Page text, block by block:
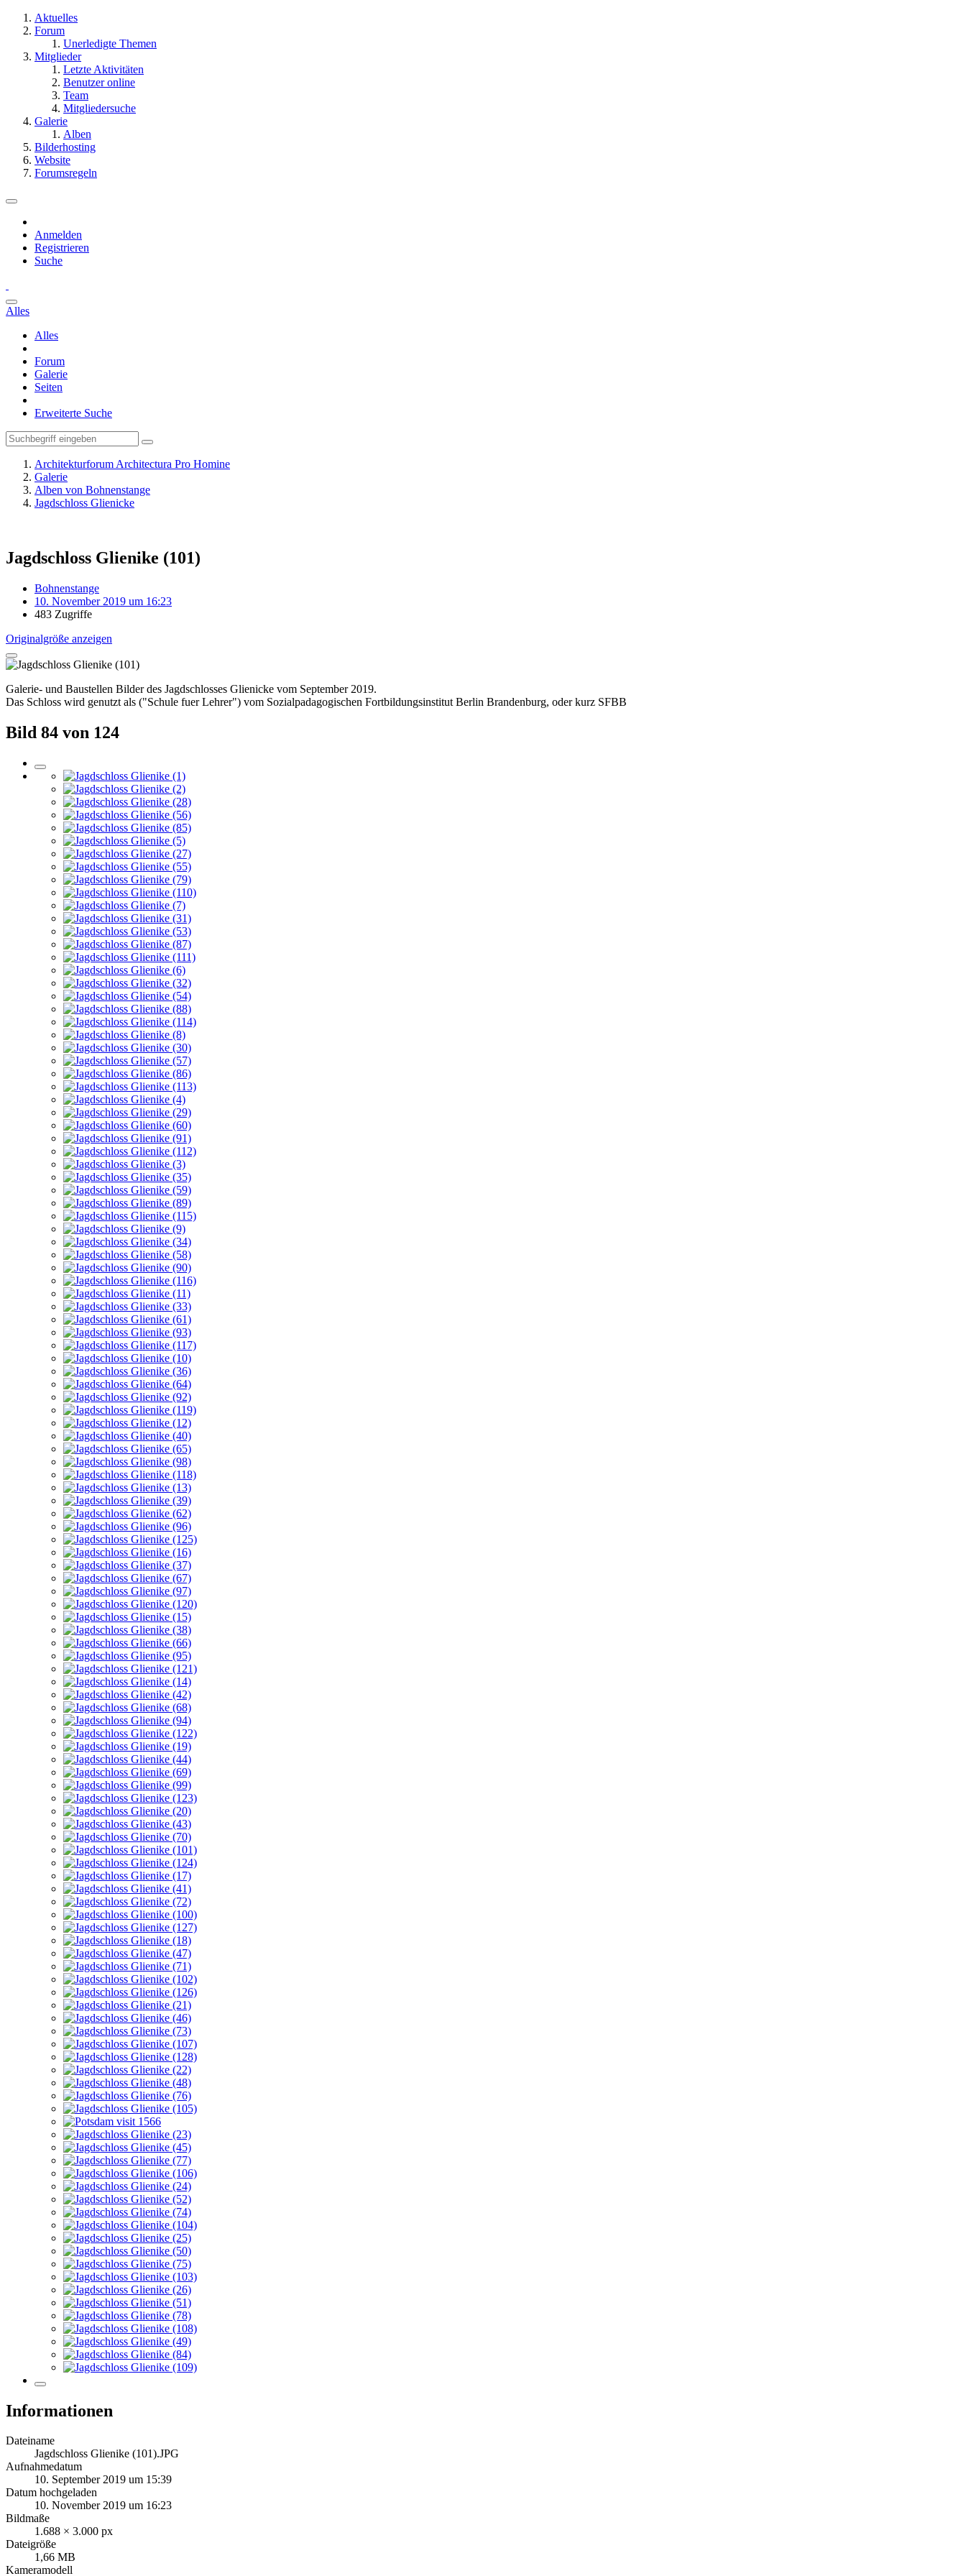
Aktuelles
Forum
Unerledigte Themen
Mitglieder
Letzte Aktivitäten
Benutzer online
Team
Mitgliedersuche
Galerie
Alben
Bilderhosting
Website
Forumsregeln
Anmelden
Registrieren
Suche
Alles
Alles
Forum
Galerie
Seiten
Erweiterte Suche
Architekturforum Architectura Pro Homine
Galerie
Alben von Bohnenstange
Jagdschloss Glienicke
Jagdschloss Glienike (101)
Bohnenstange
10. November 2019 um 16:23
483 Zugriffe
Originalgröße anzeigen
Galerie- und Baustellen Bilder des Jagdschlosses Glienicke vom September 2019.
Das Schloss wird genutzt als ("Schule fuer Lehrer") vom Sozialpadagogischen Fortbildungsinstitut Berlin Brandenburg, oder kurz SFBB
Bild 84 von 124
Informationen
Dateiname
Jagdschloss Glienike (101).JPG
Aufnahmedatum
10. September 2019 um 15:39
Datum hochgeladen
10. November 2019 um 16:23
Bildmaße
1.688 × 3.000 px
Dateigröße
1,66 MB
Kameramodell